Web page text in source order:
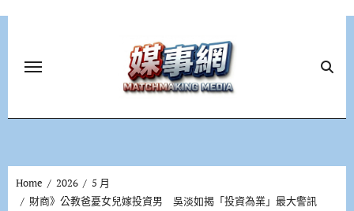
Home 2026
5 月
財商》公教爸憂女兒嫁投資男 吳淡如揭「投資為業」最大警訊